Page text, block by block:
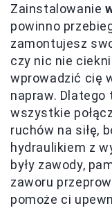
Zainstalowanie
powinno
zamontujesz
czy nic nie
wprowadzić cię
napraw. Dlatego
wszystkie
ruchów na siłę,
hydraulikiem z
były zawody,
zaworu
pomoże ci